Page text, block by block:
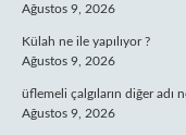
Ağustos 9, 2026
Külah ne ile yapılıyor ?
Ağustos 9, 2026
üflemeli çalgıların diğer adı
Ağustos 9, 2026